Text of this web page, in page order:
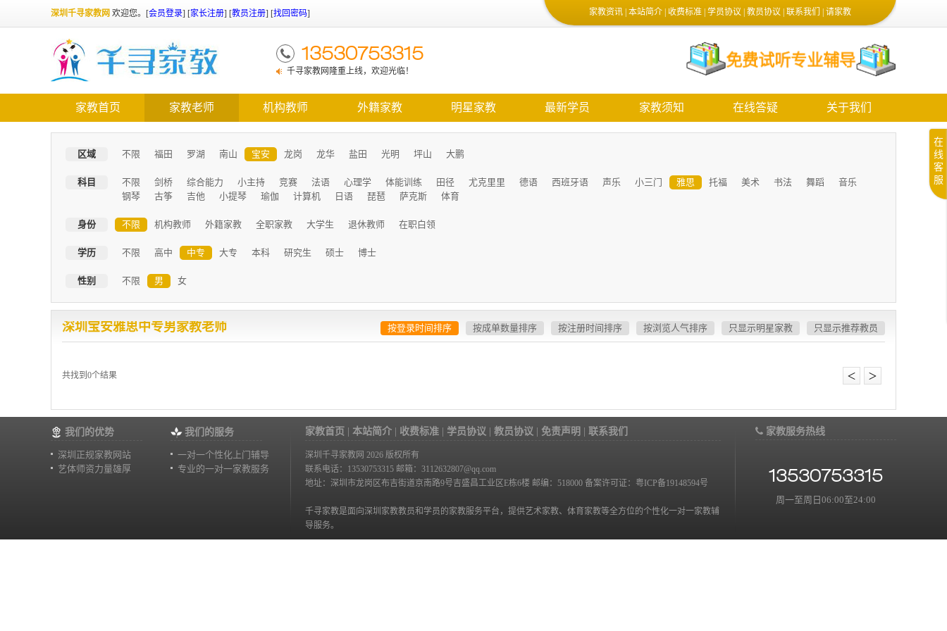
深圳千寻家教网 欢迎您。 [会员登录] [家长注册] [教员注册] [找回密码] 家教资讯 本站简介 收费标准 学员协议 教员协议 联系我们 请家教
13530753315
千寻家教网隆重上线，欢迎光临！
家教首页 家教老师 机构教师 外籍家教 明星家教 最新学员 家教须知 在线答疑 关于我们
区域 不限 福田 罗湖 南山 宝安 龙岗 龙华 盐田 光明 坪山 大鹏
科目 不限 剑桥 综合能力 小主持 竞赛 法语 心理学 体能训练 田径 尤克里里 德语 西班牙语 声乐 小三门 雅思 托福 美术 书法 舞蹈
音乐
钢琴
古筝 吉他 小提琴 瑜伽 计算机 日语 琵琶 萨克斯 体育
身份 不限 机构教师 外籍家教 全职家教 大学生 退休教师 在职白领
学历 不限 高中 中专 大专 本科 研究生 硕士 博士
性别 不限 男 女
深圳宝安雅思中专男家教老师 按登录时间排序 按成单数量排序 按注册时间排序 按浏览人气排序 只显示明星家教 只显示推荐教员
＞
＜
共找到0个结果
我们的优势
深圳正规家教网站
艺体师资力量雄厚
我们的服务
一对一个性化上门辅导
专业的一对一家教服务
家教首页 本站简介 收费标准 学员协议 教员协议 免责声明 联系我们
深圳千寻家教网 2026 版权所有
联系电话：13530753315 邮箱：3112632807@qq.com
地址：深圳市龙岗区布吉街道京南路9号吉盛昌工业区E栋6楼 邮编：518000 备案许可证： 粤ICP备19148594号
千寻家教是面向深圳家教教员和学员的家教服务平台，提供艺术家教、体育家教等全方位的个性化一对一家教辅
导服务。
家教服务热线
13530753315
周一至周日06:00至24:00
在
线
客
服